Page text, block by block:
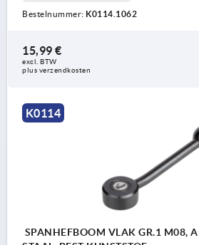
Bestelnummer: K0114.1062
15,99 €
excl. BTW
plus verzendkosten
K0114
SPANHEFBOOM VLAK GR.1 M08,